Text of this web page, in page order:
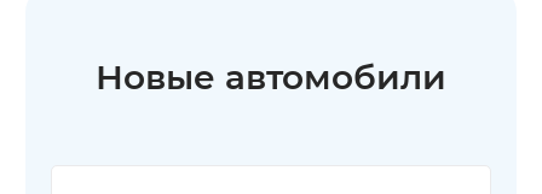
Новые автомобили